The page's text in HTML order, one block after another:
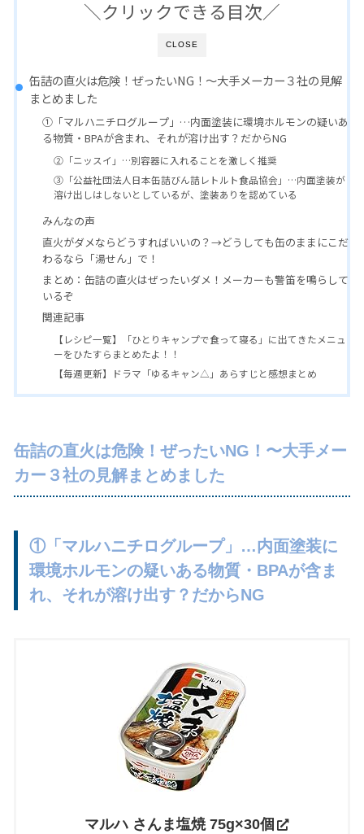
CLOSE
＼クリックできる目次／
缶詰の直火は危険！ぜったいNG！〜大手メーカー３社の見解
まとめました
①「マルハニチログループ」…内面塗装に環境ホルモンの疑いあ
る物質・BPAが含まれ、それが溶け出す？だからNG
②「ニッスイ」…別容器に入れることを激しく推奨
③「公益社団法人日本缶詰びん詰レトルト食品協会」…内面塗装が
溶け出しはしないとしているが、塗装ありを認めている
みんなの声
直火がダメならどうすればいいの？→どうしても缶のままにこだ
わるなら「湯せん」で！
まとめ：缶詰の直火はぜったいダメ！メーカーも警笛を鳴らして
いるぞ
関連記事
【レシピ一覧】「ひとりキャンプで食って寝る」に出てきたメニュ
ーをひたすらまとめたよ！！
【毎週更新】ドラマ「ゆるキャン△」あらすじと感想まとめ
缶詰の直火は危険！ぜったいNG！〜大手メー
カー３社の見解まとめました
①「マルハニチログループ」…内面塗装に
環境ホルモンの疑いある物質・BPAが含ま
れ、それが溶け出す？だからNG
マルハ さんま塩焼 75g×30個